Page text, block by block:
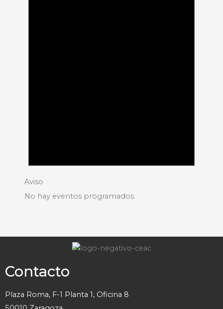
Aviso
No hay eventos programados.
Contacto
Plaza Roma, F-1 Planta 1, Oficina 8